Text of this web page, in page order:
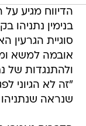
הדיווח מגיע
סוגיית הגרעין
אובמה למשא
ולהתנגדות של
"זה לא הגיוני
שנראה